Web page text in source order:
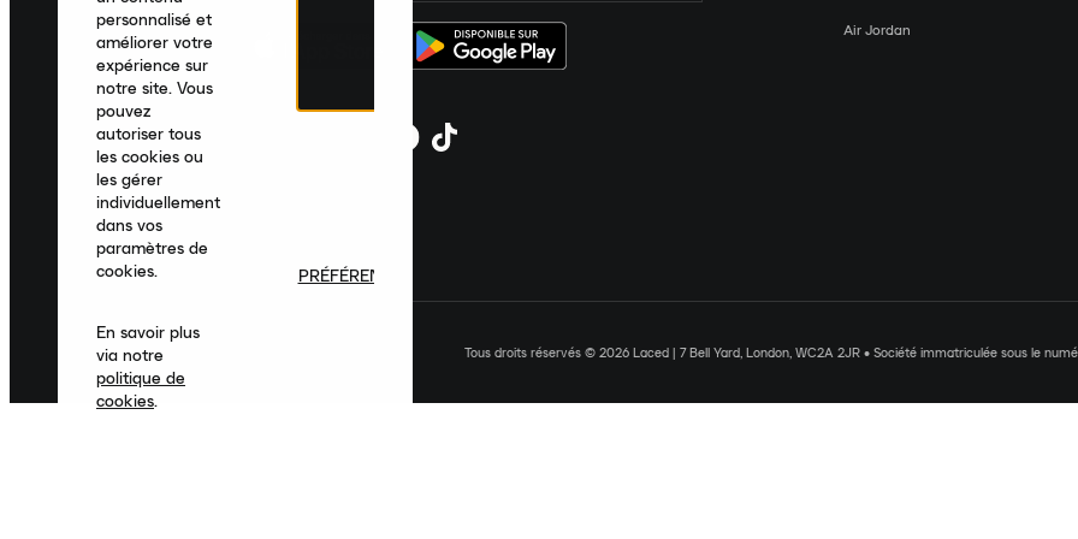
Air Jordan
Tous droits réservés © 2026 Laced | 7 Bell Yard, London, WC2A 2JR • Société immatriculée sous le
personnalisé et
améliorer votre
expérience sur
notre site. Vous
pouvez
autoriser tous
les cookies ou
les gérer
individuellement
dans vos
paramètres de
cookies.
En savoir plus
via notre
politique de
cookies.
PRÉFÉRENCES